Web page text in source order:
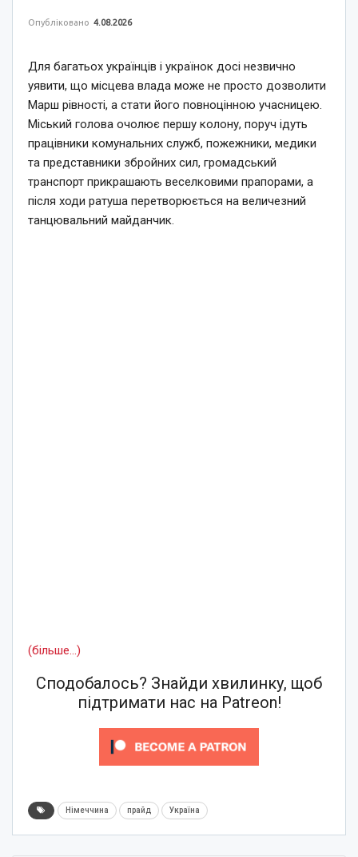
Опубліковано 4.08.2026
Для багатьох українців і українок досі незвично
уявити, що місцева влада може не просто дозволити
Марш рівності, а стати його повноцінною учасницею.
Міський голова очолює першу колону, поруч ідуть
працівники комунальних служб, пожежники, медики
та представники збройних сил, громадський
транспорт прикрашають веселковими прапорами, а
після ходи ратуша перетворюється на величезний
танцювальний майданчик.
(більше…)
Сподобалось? Знайди хвилинку, щоб
підтримати нас на Patreon!
Німеччина прайд Україна